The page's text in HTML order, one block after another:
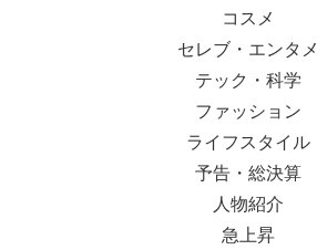
コスメ
セレブ・エンタメ
テック・科学
ファッション
ライフスタイル
予告・総決算
人物紹介
急上昇